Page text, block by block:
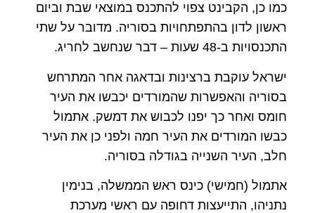
כמו כן, הקבינט צפוי להתכנס במוצאי שבת וביום
ראשון לדון בהתפתחויות בסוריה. מדובר על שתי
התכנסויות ב-48 שעות – דבר שנחשב לחריג.
ישראל עוקבת ברצינות ובדאגה אחר המתרחש
בסוריה והאפשרות שהמורדים יכבשו את העיר
חומס ואחר כך יפנו לכבוש את דמשק. אתמול
כבשו המורדים את העיר חמה ולפני כן את העיר
חלב, העיר השנייה בגודלה בסוריה.
אתמול (חמישי) כינס ראש הממשלה, בנימין
נתניהו, התייעצות דחופה עם ראשי מערכת